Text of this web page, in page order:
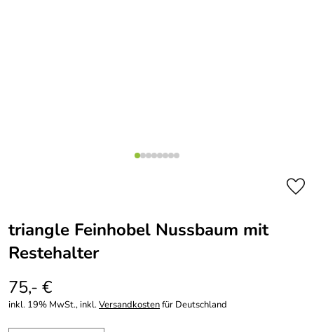
triangle Feinhobel Nussbaum mit
Restehalter
75,- €
inkl. 19% MwSt., inkl.Versandkostenfür Deutschland